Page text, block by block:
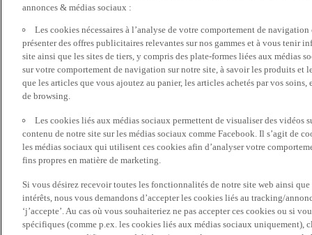
annonces & médias sociaux :
Les cookies nécessaires à l’analyse de votre comportement de
présenter des offres publicitaires relevantes sur nos gammes et à vous tenir
site ainsi que les sites de tiers, y compris des plate-formes liées aux médias
sur votre comportement de navigation sur notre site, à savoir les produits et
que les articles que vous ajoutez au panier, les articles achetés par vos
de browsing.
Les cookies liés aux médias sociaux permettent de visualiser des vidéos
contenu de notre site sur les médias sociaux comme Facebook. Il s’agit de
les médias sociaux qui utilisent ces cookies afin d’analyser votre
fins propres en matière de marketing.
Si vous désirez recevoir toutes les fonctionnalités de notre site web ainsi
intérêts, nous vous demandons d’accepter les cookies liés au tracking/
‘j’accepte’. Au cas où vous souhaiteriez ne pas accepter ces cookies ou si
spécifiques (comme p.ex. les cookies liés aux médias sociaux uniquement),